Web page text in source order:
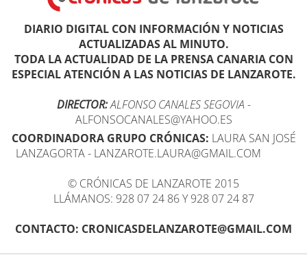
DIARIO DIGITAL CON INFORMACIÓN Y NOTICIAS
ACTUALIZADAS AL MINUTO.
TODA LA ACTUALIDAD DE LA PRENSA CANARIA CON
ESPECIAL ATENCIÓN A LAS NOTICIAS DE LANZAROTE.
DIRECTOR:ALFONSO CANALES SEGOVIA -
ALFONSOCANALES@YAHOO.ES
COORDINADORA GRUPO CRÓNICAS: LAURA SAN JOSÉ
LANZAGORTA - LANZAROTE.LAURA@GMAIL.COM
© CRÓNICAS DE LANZAROTE 2015
LLÁMANOS: 928 07 24 86 Y 928 07 24 87
CONTACTO: CRONICASDELANZAROTE@GMAIL.COM